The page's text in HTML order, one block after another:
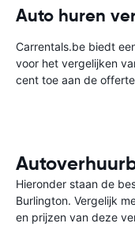
Auto huren
Carrentals.be biedt
voor het vergelijken
cent toe aan de
Hieronder staan de
Burlington. Vergelijk
en prijzen van deze